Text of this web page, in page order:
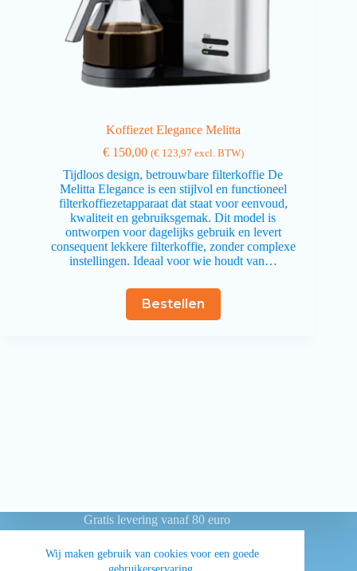
Wij maken gebruik van cookies voor een goede
Koffiezet Elegance Melitta
€150,00 (€123,97 excl. BTW)
Tijdloos design, betrouwbare filterkoffie De
Melitta Elegance is een stijlvol en functioneel
filterkoffiezetapparaat dat staat voor eenvoud,
kwaliteit en gebruiksgemak. Dit model is
ontworpen voor dagelijks gebruik en levert
consequent lekkere filterkoffie, zonder complexe
instellingen. Ideaal voor wie houdt van…
Bestellen
Gratis levering vanaf 80 euro